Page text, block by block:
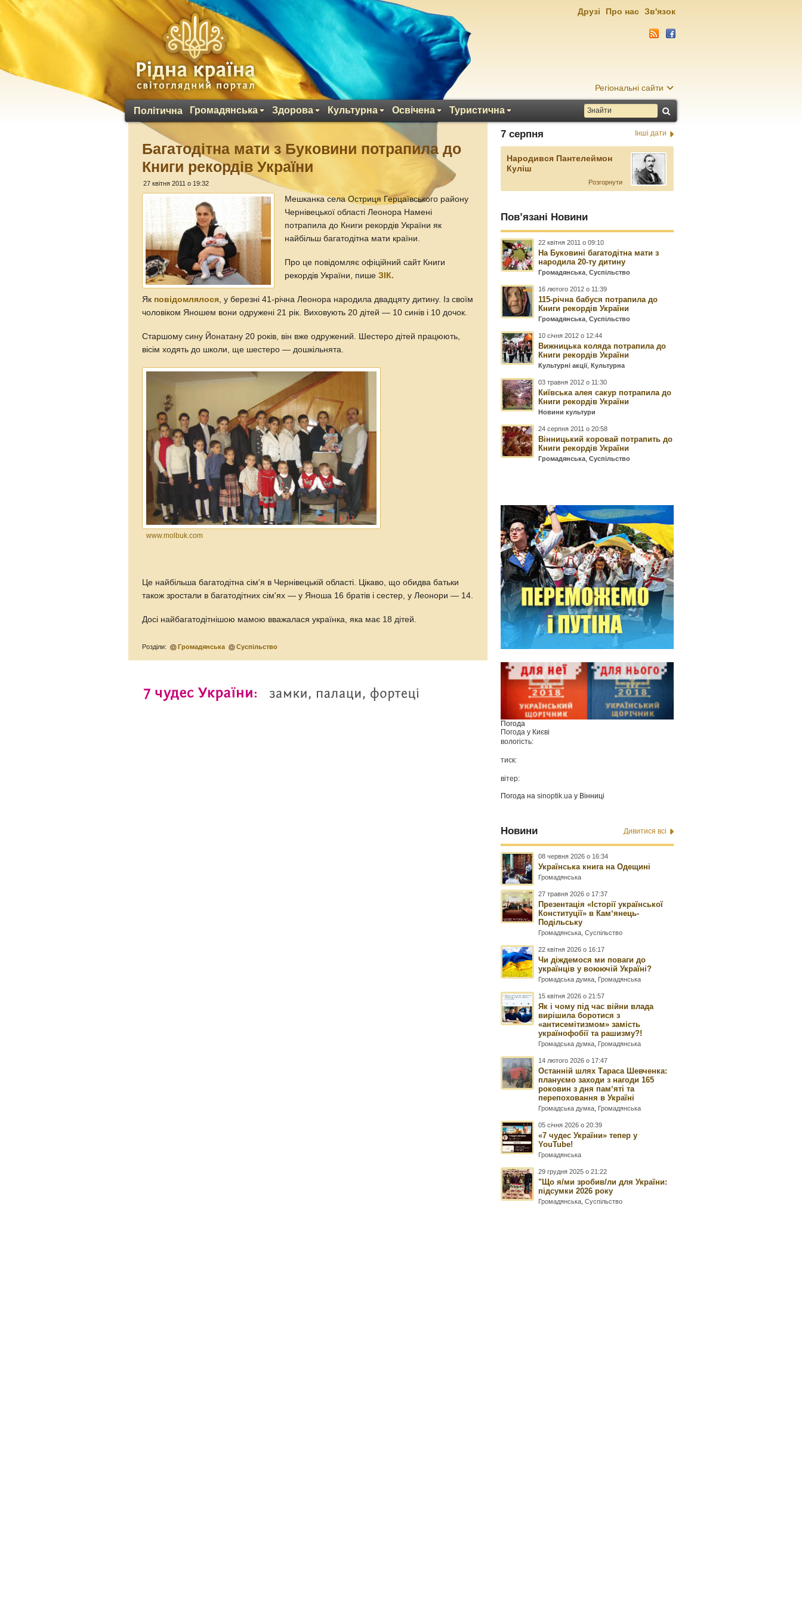
Регіональні сайти
Політична Громадянська Здорова Культурна Освічена Туристична
Друзі Про нас Зв'язок
Багатодітна мати з Буковини потрапила до
Книги рекордів України
27 квітня 2011 о 19:32
Мешканка села Остриця Герцаївського району
Чернівецької області Леонора Намені
потрапила до Книги рекордів України як
найбільш багатодітна мати країни.
Про це повідомляє офіційний сайт Книги
рекордів України, пишеЗІК.
Як повідомлялося , у березні 41-річна Леонора народила двадцяту дитину. Із своїм
чоловіком Яношем вони одружені 21 рік. Виховують 20 дітей — 10 синів і 10 дочок.
Старшому сину Йонатану 20 років, він вже одружений. Шестеро дітей працюють,
вісім ходять до школи, ще шестеро — дошкільнята.
www.molbuk.com
Це найбільша багатодітна сім'я в Чернівецькій області. Цікаво, що обидва батьки
також зростали в багатодітних сім'ях — у Яноша 16 братів і сестер, у Леонори — 14.
Досі найбагатодітнішою мамою вважалася українка, яка має 18 дітей.
Розділи: Громадянська Суспільство
7 серпня Інші дати
Народився Пантелеймон
Куліш
Розгорнути
Пов’язані Новини
22 квітня 2011 о 09:10
На Буковині багатодітна мати з
народила 20-ту дитину
Громадянська ,Суспільство
16 лютого 2012 о 11:39
115-річна бабуся потрапила до
Книги рекордів України
Громадянська ,Суспільство
10 січня 2012 о 12:44
Вижницька коляда потрапила до
Книги рекордів України
Культурні акції,Культурна
03 травня 2012 о 11:30
Київська алея сакур потрапила до
Книги рекордів України
Новини культури
24 серпня 2011 о 20:58
Вінницький коровай потрапить до
Книги рекордів України
Громадянська ,Суспільство
Погода
Погода у Києві
вологість:
тиск:
вітер:
Погода наsinoptik.ua у Вінниці
Новини Дивитися всі
08 червня 2026 о 16:34
Українська книга на Одещині
Громадянська
27 травня 2026 о 17:37
Презентація «Історії української
Конституції» в Камʼянець-
Подільську
Громадянська ,Суспільство
22 квітня 2026 о 16:17
Чи діждемося ми поваги до
українців у воюючій Україні?
Громадська думка Громадянська
15 квітня 2026 о 21:57
Як і чому під час війни влада
вирішила боротися з
«антисемітизмом» замість
українофобії та рашизму?!
Громадська думка Громадянська
14 лютого 2026 о 17:47
Останній шлях Тараса Шевченка:
плануємо заходи з нагоди 165
роковин з дня памʼяті та
перепоховання в Україні
Громадська думка Громадянська
05 січня 2026 о 20:39
«7 чудес України» тепер у
YouTube!
Громадянська
29 грудня 2025 о 21:22
"Що я/ми зробив/ли для України:
підсумки 2026 року
Громадянська ,Суспільство